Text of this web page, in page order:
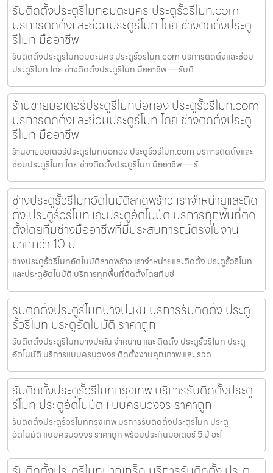
รับติดตั้งประตูรีโมทอมตะนคร ประตูรั้วรีโมท.com
บริการติดตั้งและซ่อมประตูรีโมท โดย ช่างติดตั้งประตู
รีโมท มืออาชีพ
รับติดตั้งประตูรีโมทอมตะนคร ประตูรั้วรีโมท.com บริการติดตั้งและซ่อม
ประตูรีโมท โดย ช่างติดตั้งประตูรีโมท มืออาชีพ — รับติ
ร้านขายมอเตอร์ประตูรีโมทบ่อทอง ประตูรั้วรีโมท.com
บริการติดตั้งและซ่อมประตูรีโมท โดย ช่างติดตั้งประตู
รีโมท มืออาชีพ
ร้านขายมอเตอร์ประตูรีโมทบ่อทอง ประตูรั้วรีโมท.com บริการติดตั้งและ
ซ่อมประตูรีโมท โดย ช่างติดตั้งประตูรีโมท มืออาชีพ — รั
ช่างประตูรั้วรีโมทอัตโนมัติลาดพร้าว เราจำหน่ายและติด
ตั้ง ประตูรั้วรีโมทและประตูอัตโนมัติ บริการทุกพื้นที่ติด
ตั้งโดยทีมช่างมืออาชีพที่มีประสบการณ์ตรงในงาน
มากกว่า 10 ปี
ช่างประตูรั้วรีโมทอัตโนมัติลาดพร้าว เราจำหน่ายและติดตั้ง ประตูรั้วรีโมท
และประตูอัตโนมัติ บริการทุกพื้นที่ติดตั้งโดยทีมช่
รับติดตั้งประตูรีโมทบางปะหัน บริการรับติดตั้ง ประตู
รั้วรีโมท ประตูอัตโนมัติ ราคาถูก
รับติดตั้งประตูรีโมทบางปะหัน จำหน่าย และ ติดตั้ง ประตูรั้วรีโมท ประตู
อัตโนมัติ บริการแบบครบวงจร ติดตั้งงานคุณภาพ และ รวด
รับติดตั้งประตูรั้วรีโมทกรุงเทพ บริการรับติดตั้งประตู
รีโมท ประตูอัตโนมัติ แบบครบวงจร ราคาถูก
รับติดตั้งประตูรั้วรีโมทกรุงเทพ บริการรับติดตั้งประตูรีโมท ประตู
อัตโนมัติ แบบครบวงจร ราคาถูก พร้อมประกันมอเตอร์ 5 ปี อะไ